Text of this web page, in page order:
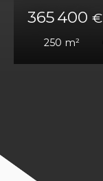
365 400 €
250 m²